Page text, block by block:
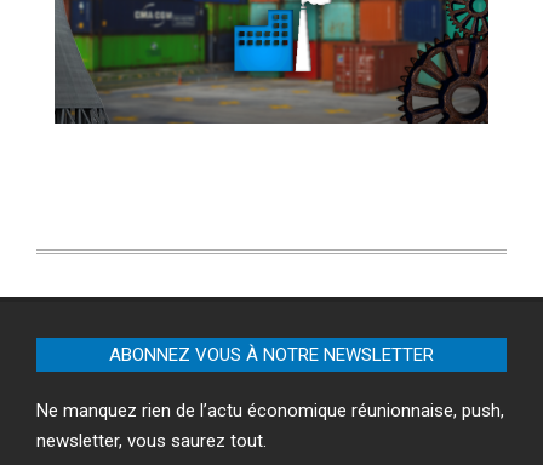
ABONNEZ VOUS À NOTRE NEWSLETTER
Ne manquez rien de l’actu économique réunionnaise, push,
newsletter, vous saurez tout.